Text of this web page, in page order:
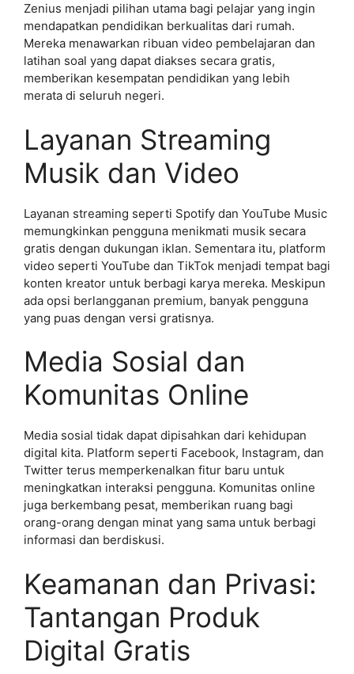
Zenius menjadi pilihan utama bagi pelajar yang ingin
mendapatkan pendidikan berkualitas dari rumah.
Mereka menawarkan ribuan video pembelajaran dan
latihan soal yang dapat diakses secara gratis,
memberikan kesempatan pendidikan yang lebih
merata di seluruh negeri.
Layanan Streaming
Musik dan Video
Layanan streaming seperti Spotify dan YouTube Music
memungkinkan pengguna menikmati musik secara
gratis dengan dukungan iklan. Sementara itu, platform
video seperti YouTube dan TikTok menjadi tempat bagi
konten kreator untuk berbagi karya mereka. Meskipun
ada opsi berlangganan premium, banyak pengguna
yang puas dengan versi gratisnya.
Media Sosial dan
Komunitas Online
Media sosial tidak dapat dipisahkan dari kehidupan
digital kita. Platform seperti Facebook, Instagram, dan
Twitter terus memperkenalkan fitur baru untuk
meningkatkan interaksi pengguna. Komunitas online
juga berkembang pesat, memberikan ruang bagi
orang-orang dengan minat yang sama untuk berbagi
informasi dan berdiskusi.
Keamanan dan Privasi:
Tantangan Produk
Digital Gratis